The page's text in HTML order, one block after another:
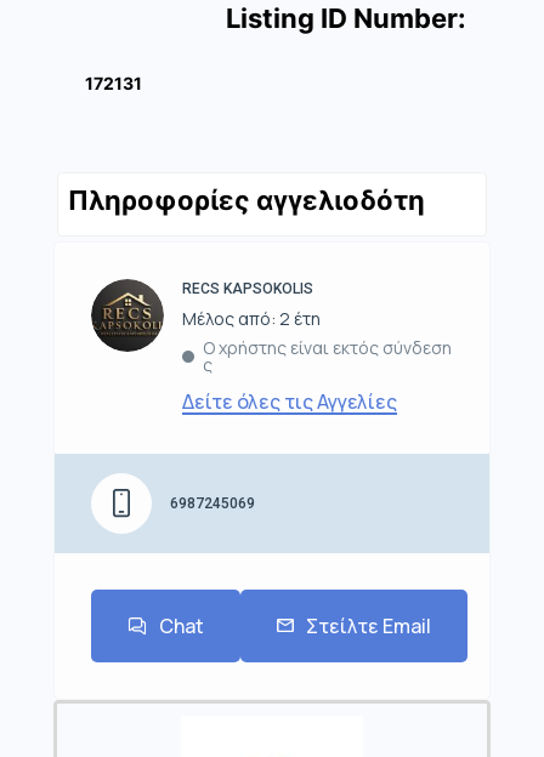
Listing ID Number:
172131
Πληροφορίες αγγελιοδότη
RECS KAPSOKOLIS
Μέλος από: 2 έτη
Ο χρήστης είναι εκτός σύνδεση
ς
Δείτε όλες τις Αγγελίες
6987245069
Chat Στείλτε Email